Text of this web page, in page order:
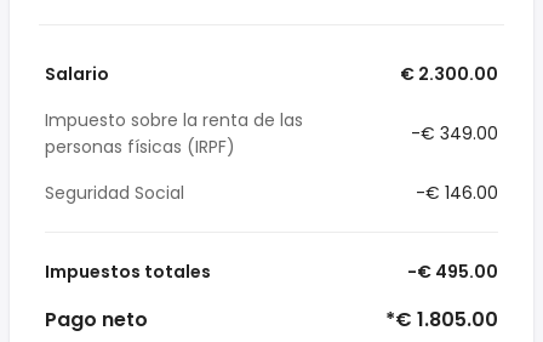
Salario
€ 2.300.00
Impuesto sobre la renta de las
personas físicas (IRPF)
-€ 349.00
Seguridad Social -€ 146.00
Impuestos totales -€ 495.00
Pago neto *€ 1.805.00